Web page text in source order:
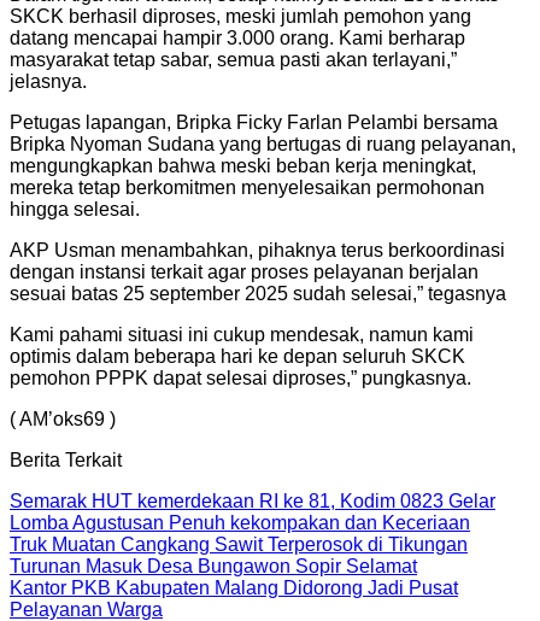
SKCK berhasil diproses, meski jumlah pemohon yang
datang mencapai hampir 3.000 orang. Kami berharap
masyarakat tetap sabar, semua pasti akan terlayani,”
jelasnya.
Petugas lapangan, Bripka Ficky Farlan Pelambi bersama
Bripka Nyoman Sudana yang bertugas di ruang pelayanan,
mengungkapkan bahwa meski beban kerja meningkat,
mereka tetap berkomitmen menyelesaikan permohonan
hingga selesai.
AKP Usman menambahkan, pihaknya terus berkoordinasi
dengan instansi terkait agar proses pelayanan berjalan
sesuai batas 25 september 2025 sudah selesai,” tegasnya
Kami pahami situasi ini cukup mendesak, namun kami
optimis dalam beberapa hari ke depan seluruh SKCK
pemohon PPPK dapat selesai diproses,” pungkasnya.
( AM’oks69 )
Berita Terkait
Semarak HUT kemerdekaan RI ke 81, Kodim 0823 Gelar
Lomba Agustusan Penuh kekompakan dan Keceriaan
Truk Muatan Cangkang Sawit Terperosok di Tikungan
Turunan Masuk Desa Bungawon Sopir Selamat
Kantor PKB Kabupaten Malang Didorong Jadi Pusat
Pelayanan Warga